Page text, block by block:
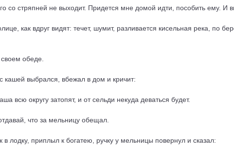
со стряпней не выходит. Придется мне домой идти, пособить ему.
как вдруг видят: течет, шумит, разливается кисельная река, по
обеде.
кашей выбрался, вбежал в дом и кричит:
всю округу затопят, и от сельди некуда деваться будет.
что за мельницу обещал.
лодку, приплыл к богатею, ручку у мельницы повернул и сказал: